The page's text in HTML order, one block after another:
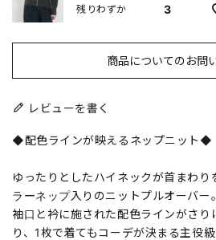
3
残りわずか
商品についてのお問
レビューを書く
◆配色ラインが映えるネップニット◆
ゆったりとしたハイネックが首まわり
ラーネップ入りのニットプルオーバー。
袖口と衿に施された配色ラインがさり
り、1枚で着てもコーデが決まる主役級